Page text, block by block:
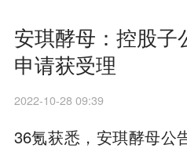
安琪酵母：控股子
申请获受理
2022-10-28 09:39
36氪获悉，安琪酵母公